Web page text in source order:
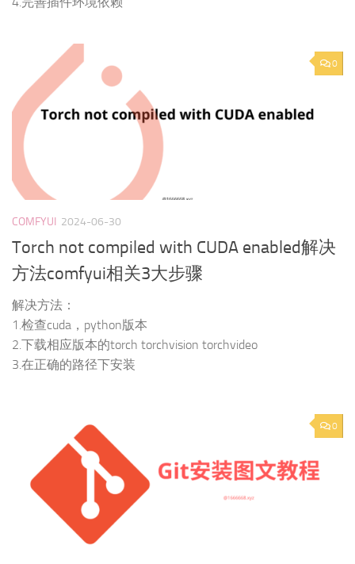
0
COMFYUI 2024-06-30
Torch not compiled with CUDA enabled解决
方法comfyui相关3大步骤
解决方法：
1.检查cuda，python版本
2.下载相应版本的torch torchvision torchvideo
3.在正确的路径下安装
0